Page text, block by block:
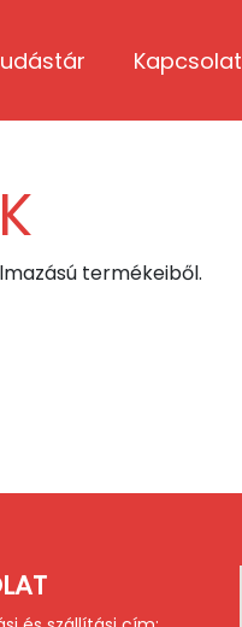
Kapcsolat
termékeiből.